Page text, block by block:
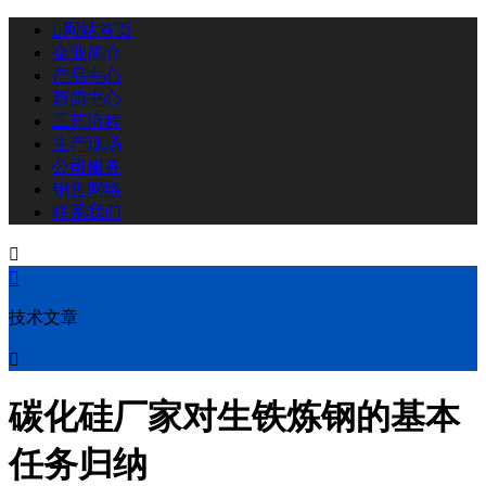
 网站首页
企业简介
产品中心
新闻中心
工艺流程
生产现场
公司服务
销售网络
联系我们


技术文章

碳化硅厂家对生铁炼钢的基本
任务归纳